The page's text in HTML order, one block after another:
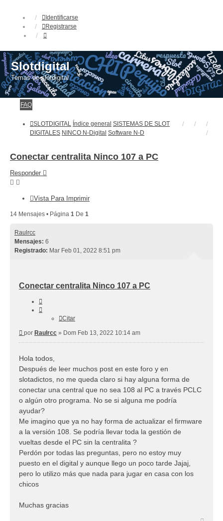
Identificarse
Registrarse
Slotdigital
Temas de slotdigital
FAQ
SLOTDIGITAL Índice general SISTEMAS DE SLOT
DIGITALES NINCO N-Digital Software N-D
Conectar centralita Ninco 107 a PC
Responder
Vista Para Imprimir
14 Mensajes • Página 1 De 1
Raulrcc
Mensajes: 6
Registrado: Mar Feb 01, 2022 8:51 pm
Conectar centralita Ninco 107 a PC
Citar
Mensaje
por Raulrcc » Dom Feb 13, 2022 10:14 am
Hola todos,
Después de leer muchos post en este foro y en
slotadictos, no me queda claro si hay alguna forma de
conectar una central que no sea 108 al PC a través PCLC
o algún otro programa. No se si alguna me podría
ayudar?
Me imagino que ya no hay forma de actualizar el firmware
a la versión 108. Se podría llevar toda la gestión de
vueltas desde el PC sin la centralita ?
Perdón por todas las preguntas, pero no estoy muy
puesto en el digital y aunque llego un poco tarde Jajaj,
pero lo utilizo más que nada para jugar en casa con los
chicos
Muchas gracias